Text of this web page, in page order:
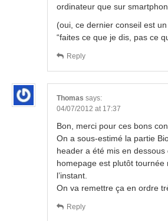
ordinateur que sur
(oui, ce dernier conseil est
“faites ce que je dis, pas ce
Reply
Thomas says:
04/07/2012 at 17:37
Bon, merci pour ces bons
On a sous-estimé la partie
header a été mis en dessous
homepage est plutôt tournée
l’instant.
On va remettre ça en ordre
Reply